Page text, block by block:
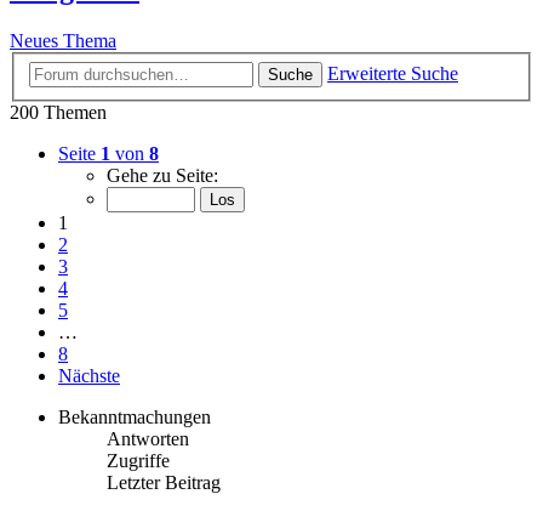
Neues Thema
Suche
Erweiterte Suche
200 Themen
Seite 1 von 8
Gehe zu Seite:
1
2
3
4
5
…
8
Nächste
Bekanntmachungen
Antworten
Zugriffe
Letzter Beitrag